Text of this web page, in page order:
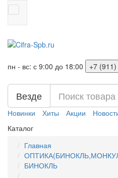
пн - вс: с 9:00 до 18:00 +7
Везде
Новинки Хиты Акции
Каталог
Главная
БИНОКЛЬ